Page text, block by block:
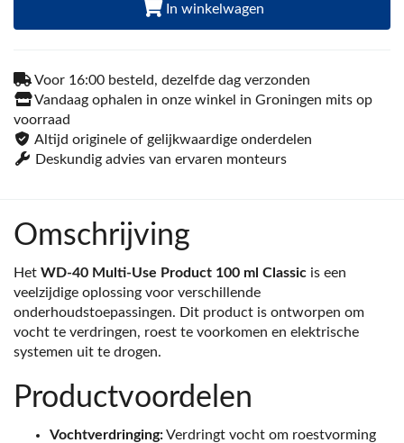
In winkelwagen
Voor 16:00 besteld, dezelfde dag verzonden
Vandaag ophalen in onze winkel in Groningen mits op
voorraad
Altijd originele of gelijkwaardige onderdelen
Deskundig advies van ervaren monteurs
Omschrijving
Het WD-40 Multi-Use Product 100 ml Classic is een
veelzijdige oplossing voor verschillende
onderhoudstoepassingen. Dit product is ontworpen om
vocht te verdringen, roest te voorkomen en elektrische
systemen uit te drogen.
Productvoordelen
Vochtverdringing:Verdringt vocht om roestvorming